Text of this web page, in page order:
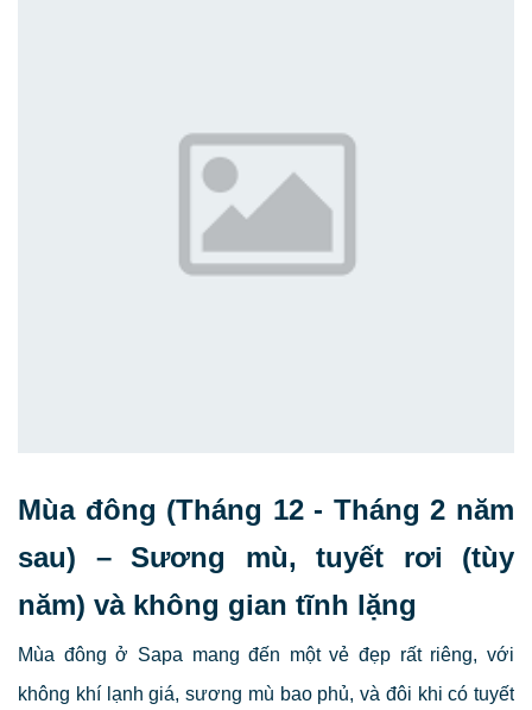
Mùa đông (Tháng 12 - Tháng 2 năm
sau) – Sương mù, tuyết rơi (tùy
năm) và không gian tĩnh lặng
Mùa đông ở Sapa mang đến một vẻ đẹp rất riêng, với
không khí lạnh giá, sương mù bao phủ, và đôi khi có tuyết